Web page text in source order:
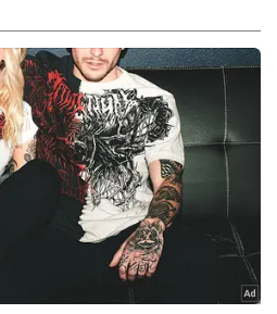
डिजिटल की सिटी डेस्क पर कार्यरत हैं। जर्नलिज़्म में
को टीवी मीडिया में भी काम करने का अनुभव है। शहरी
पूजा लोकल न्यूज, मेट्रो व रेल अपडेट्स, रोड और
मौसम, क्राइम, स्थानीय राजनीति और सामाजिक
हैं। शहरों की नब्ज पहचानने और स्थानीय
प्रभावी ढंग से पिरोने की क्षमता उनकी राइटिंग स्किल
अब तक 3,000 से अधिक न्यूज रिपोर्ट्स लिख चुकी हैं,
अपडेट्स, विश्लेषणात्मक स्टोरीज और रिपोर्ताज शामिल
और पढ़ें
our daily Newsletter!